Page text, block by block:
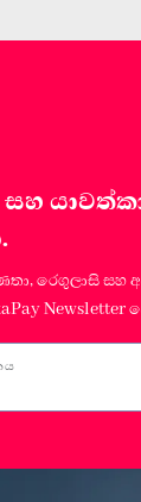
රෙගුලාසි සහ
Newsletter